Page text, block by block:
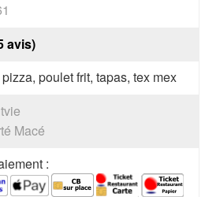
avis)
poulet frit, tapas, tex mex
Macé
: